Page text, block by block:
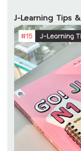
J-Learning Tips